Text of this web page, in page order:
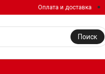
Оплата и доставка
Поиск